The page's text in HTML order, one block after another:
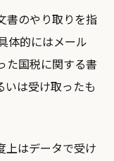
書のやり取りを指
体的にはメール
た国税に関する書
いは受け取ったも
上はデータで受け